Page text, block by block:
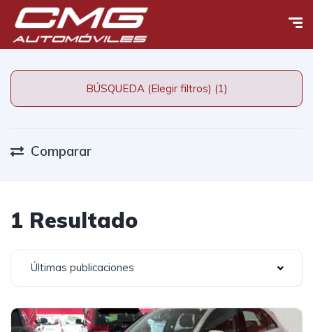
BÚSQUEDA (Elegir filtros) (1)
Comparar
1 Resultado
Últimas publicaciones